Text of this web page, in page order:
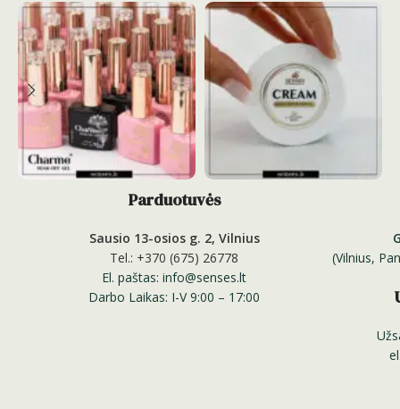
Parduotuvės
Sausio 13-osios g. 2, Vilnius
Tel.: +370 (675) 26778
El. paštas: info@senses.lt
Darbo Laikas: I-V 9:00 – 17:00
(Vilnius,